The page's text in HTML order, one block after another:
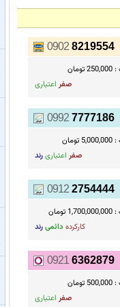
0902 8219554
:250,000 تومان
صفر اعتباری
0992 7777186
:5,000,000 تومان
صفر اعتباریرند
0912 2754444
:1,700,000,000 تومان
کارکرده دائمیرند
0921 6362879
:500,000 تومان
صفر اعتباری